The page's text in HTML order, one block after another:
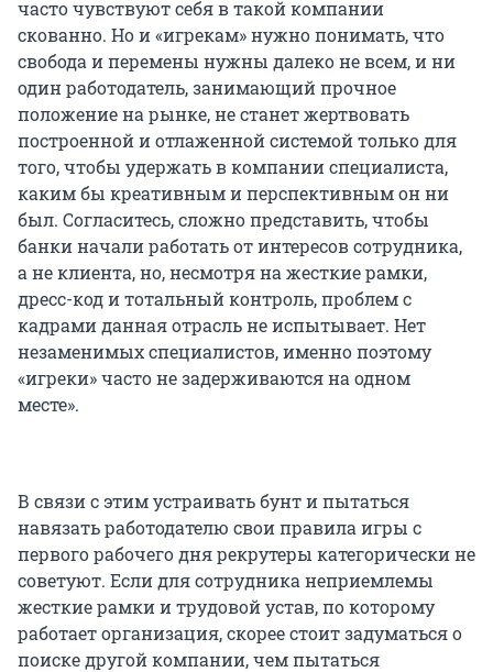
часто чувствуют себя в такой компании
скованно. Но и «игрекам» нужно понимать, что
свобода и перемены нужны далеко не всем, и ни
один работодатель, занимающий прочное
положение на рынке, не станет жертвовать
построенной и отлаженной системой только для
того, чтобы удержать в компании специалиста,
каким бы креативным и перспективным он ни
был. Согласитесь, сложно представить, чтобы
банки начали работать от интересов сотрудника,
а не клиента, но, несмотря на жесткие рамки,
дресс-код и тотальный контроль, проблем с
кадрами данная отрасль не испытывает. Нет
незаменимых специалистов, именно поэтому
«игреки» часто не задерживаются на одном
месте».
В связи с этим устраивать бунт и пытаться
навязать работодателю свои правила игры с
первого рабочего дня рекрутеры категорически не
советуют. Если для сотрудника неприемлемы
жесткие рамки и трудовой устав, по которому
работает организация, скорее стоит задуматься о
поиске другой компании, чем пытаться